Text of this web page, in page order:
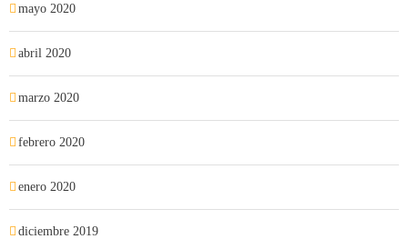
mayo 2020
abril 2020
marzo 2020
febrero 2020
enero 2020
diciembre 2019